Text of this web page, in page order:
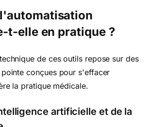
t-elle en pratique ?
de ces outils repose sur des
conçues pour s'effacer
la pratique médicale.
artificielle et de la